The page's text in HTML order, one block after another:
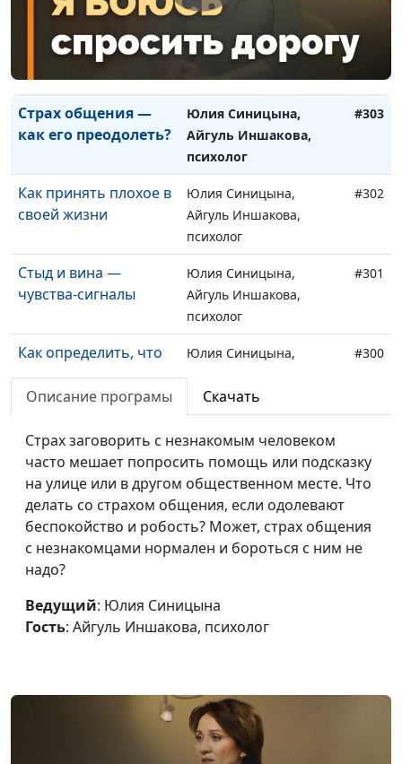
Психогигиена: как
укрепить свое
психическое
здоровье
Юлия Синицына, Алина
Караченцева,
практический психолог
Страх общения —
как его преодолеть?
Юлия Синицына,
Айгуль Иншакова,
психолог
#303
Как принять плохое в
своей жизни
Юлия Синицына,
Айгуль Иншакова,
психолог
#302
Стыд и вина —
чувства-сигналы
Юлия Синицына,
Айгуль Иншакова,
психолог
#301
Как определить, что
собеседник врёт
Юлия Синицына,
психолог
#300
Прокрастинация: это
плохо или хорошо?
психолог
Как справиться с
раздражительностью
Юлия Синицына,
Айгуль Иншакова,
психолог
на человека против
его воли?
Айгуль Иншакова,
психолог
бесхарактерным и
Айгуль Иншакова,
психолог
Мария Мараханова,
Описание програмы Скачать
Страх заговорить с незнакомым человеком
часто мешает попросить помощь или подсказку
на улице или в другом общественном месте. Что
делать со страхом общения, если одолевают
беспокойство и робость? Может, страх общения
с незнакомцами нормален и бороться с ним не
надо?
Ведущий: Юлия Синицына
Гость: Айгуль Иншакова, психолог